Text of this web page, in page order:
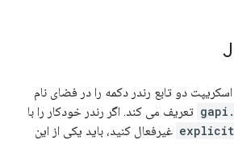
دو تابع رندر دکمه را در فضای نام
تعریف می کند. اگر رندر خودکار را با
explicit غیرفعال کنید، باید یکی از این